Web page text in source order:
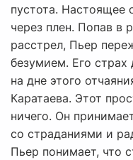
пустота. Настоящее
через плен. Попав в
расстрел, Пьер
безумием. Его страх
на дне этого
Каратаева. Этот
ничего. Он
со страданиями и
Пьер понимает, что